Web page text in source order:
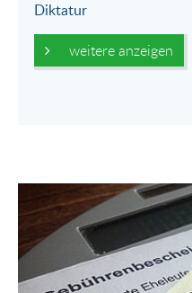
Diktatur
weitere anzeigen